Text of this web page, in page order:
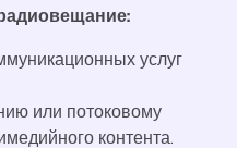
услуг
или потоковому
контента.